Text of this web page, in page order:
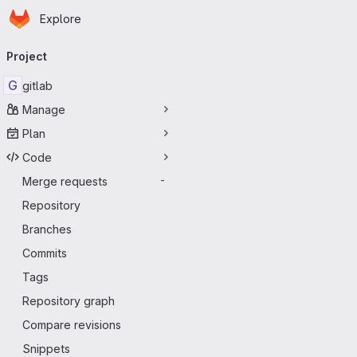
Skip to main content
Homepage
Explore
navigation
Project
G gitlab
Manage
Plan
Code
Merge requests
-
Repository
Branches
Commits
Tags
Repository graph
Compare revisions
Snippets